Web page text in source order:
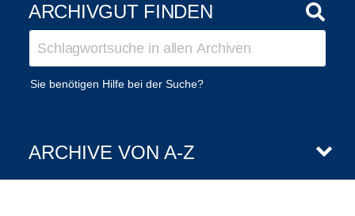
ARCHIVGUT FINDEN
Sie benötigen Hilfe bei der Suche?
ARCHIVE VON A-Z